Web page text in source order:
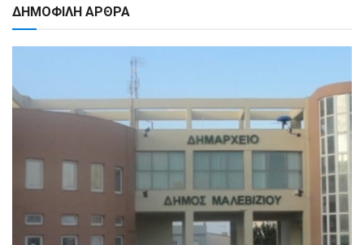
ΔΗΜΟΦΙΛΗ ΑΡΘΡΑ